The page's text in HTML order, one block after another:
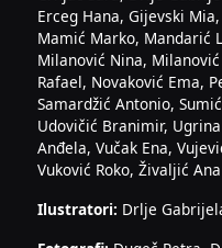
Erceg Hana, Gijevski
Mamić Marko, Mandarić
Milanović Nina,
Rafael, Novaković Ema,
Samardžić Antonio,
Udovičić Branimir,
Anđela, Vučak Ena,
Vuković Roko, Živaljić Ana
Ilustratori: Drlje